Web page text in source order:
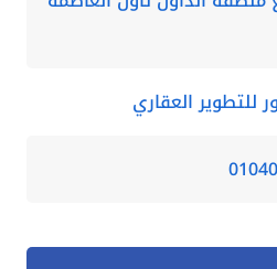
للتطوير العقاري